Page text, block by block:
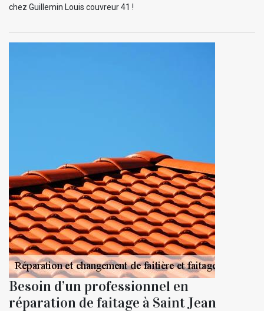
chez Guillemin Louis couvreur 41 !
Besoin d’un professionnel en
réparation de faitage à Saint Jean